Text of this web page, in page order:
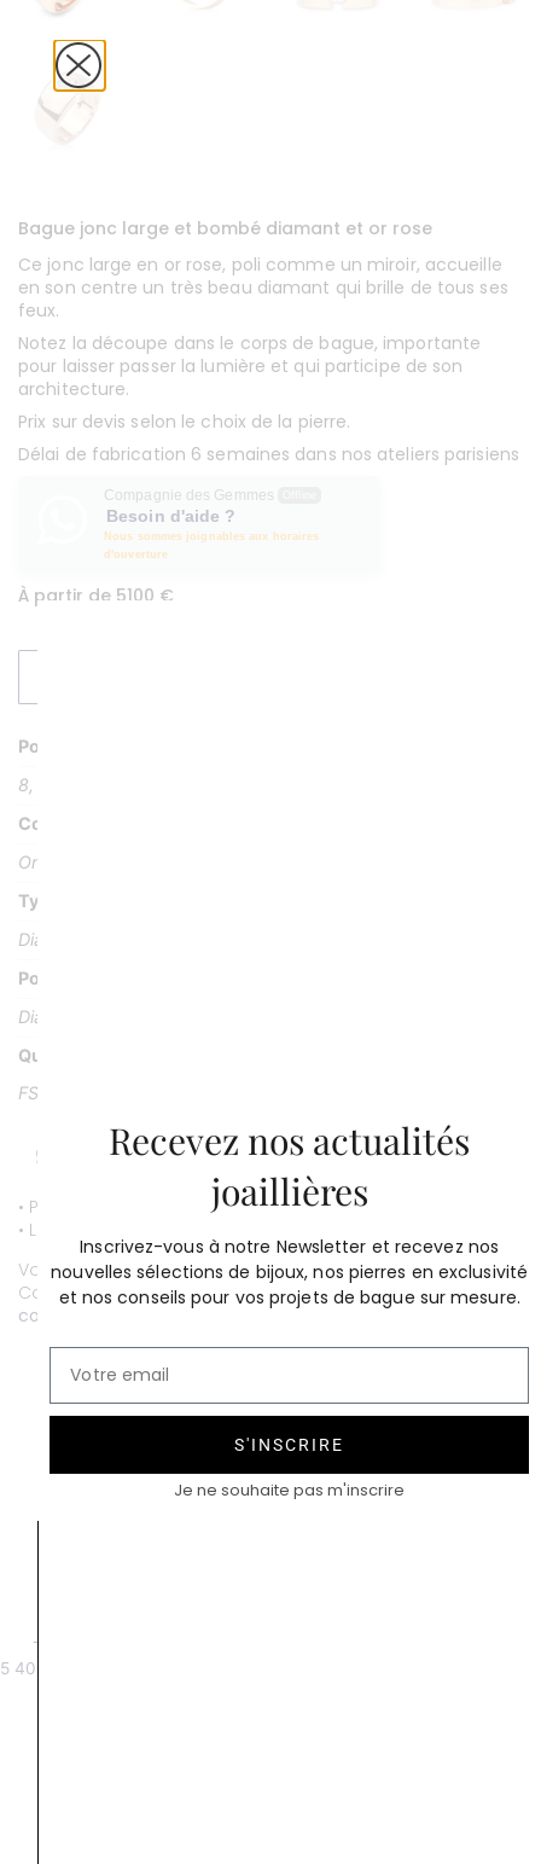
Bague jonc large et bombé diamant et or rose
Ce jonc large en or rose, poli comme un miroir, accueille
en son centre un très beau diamant qui brille de tous ses
feux.
Notez la découpe dans le corps de bague, importante
pour laisser passer la lumière et qui participe de son
architecture.
Prix sur devis selon le choix de la pierre.
Délai de fabrication 6 semaines dans nos ateliers parisiens
Compagnie des Gemmes
Besoin d'aide ?
Nous sommes joignables aux horaires
d'ouverture
À partir de 5100 €
Poids
8, 10 g
Couleur
Or rose 18k ou 750/1000
Type Pierre
Diamant
Poids Pierre
Diamant: 0, 90 carat
Qualité
FSI2 certifié HRD
• Paiement par CB entièrement sécurisé.
• Livraison gratuite.
Vous souhaitez personnaliser ce bijou ?
Contactez-nous au01 53 81 69 08
contact@compagniedesgemmes.com
Tribeca diamant or brossé
5 400
Recevez nos actualités
joaillières
Inscrivez-vous à notre Newsletter et recevez nos
nouvelles sélections de bijoux, nos pierres en exclusivité
et nos conseils pour vos projets de bague sur mesure.
S'INSCRIRE
Je ne souhaite pas m'inscrire